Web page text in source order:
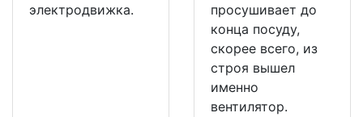
электродвижка.
просушивает до
конца посуду,
скорее всего, из
строя вышел
именно
вентилятор.